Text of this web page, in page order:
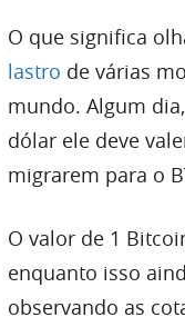
O que significa
lastro de várias
mundo. Algum
dólar ele deve
migrarem para o
O valor de 1
enquanto isso
observando as